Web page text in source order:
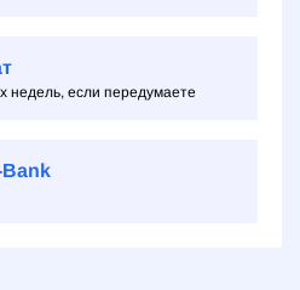
недель, если передумаете